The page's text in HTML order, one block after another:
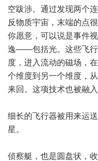
空跋涉。通过发现两个
反物质宇宙，末端的点
你愿意，可以说是事件
逸——包括光。这些飞行
度，进入流动的磁场，
个维度到另一个维度，
来回。这项技术也被融
细长的飞行器被用来运
星。
侦察艇，也是圆盘状，